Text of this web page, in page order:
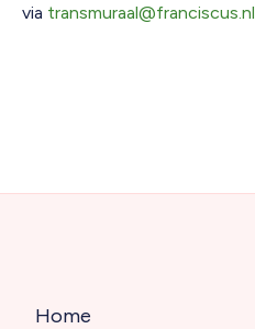
via transmuraal@franciscus.nl
Home